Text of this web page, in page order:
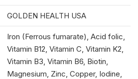
GOLDEN HEALTH USA
Iron (Ferrous fumarate), Acid folic,
Vitamin B12, Vitamin C, Vitamin K2,
Vitamin B3, Vitamin B6, Biotin,
Magnesium, Zinc, Copper, Iodine,